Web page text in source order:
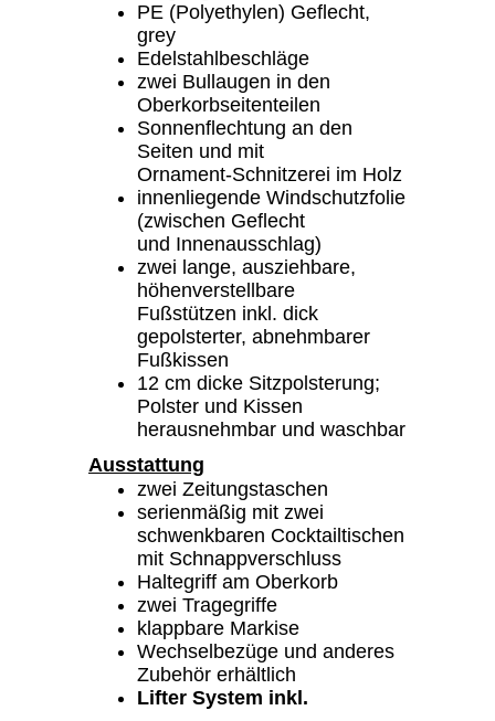
PE (Polyethylen) Geflecht,
grey
Edelstahlbeschläge
zwei Bullaugen in den
Oberkorbseitenteilen
Sonnenflechtung an den
Seiten und mit
Ornament-Schnitzerei im Holz
innenliegende Windschutzfolie
(zwischen Geflecht
und Innenausschlag)
zwei lange, ausziehbare,
höhenverstellbare
Fußstützen inkl. dick
gepolsterter, abnehmbarer
Fußkissen
12 cm dicke Sitzpolsterung;
Polster und Kissen
herausnehmbar und waschbar
Ausstattung
zwei Zeitungstaschen
serienmäßig mit zwei
schwenkbaren Cocktailtischen
mit Schnappverschluss
Haltegriff am Oberkorb
zwei Tragegriffe
klappbare Markise
Wechselbezüge und anderes
Zubehör erhältlich
Lifter System inkl.